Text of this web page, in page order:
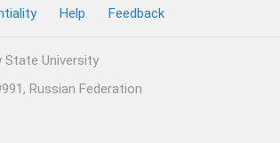
Help Feedback
University
Russian Federation